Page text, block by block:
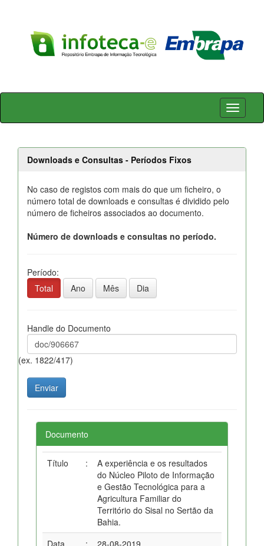
Skip
Downloads e Consultas - Períodos Fixos
No caso de registos com mais do que um ficheiro, o
número total de downloads e consultas é dividido pelo
número de ficheiros associados ao documento.
Número de downloads e consultas no período.
Período:
Total
Ano Mês Dia
Handle do Documento
(ex. 1822/417)
Documento
Título :
A experiência e os resultados
do Núcleo Piloto de Informação
e Gestão Tecnológica para a
Agricultura Familiar do
Território do Sisal no Sertão da
Bahia.
Data
: 28-08-2019